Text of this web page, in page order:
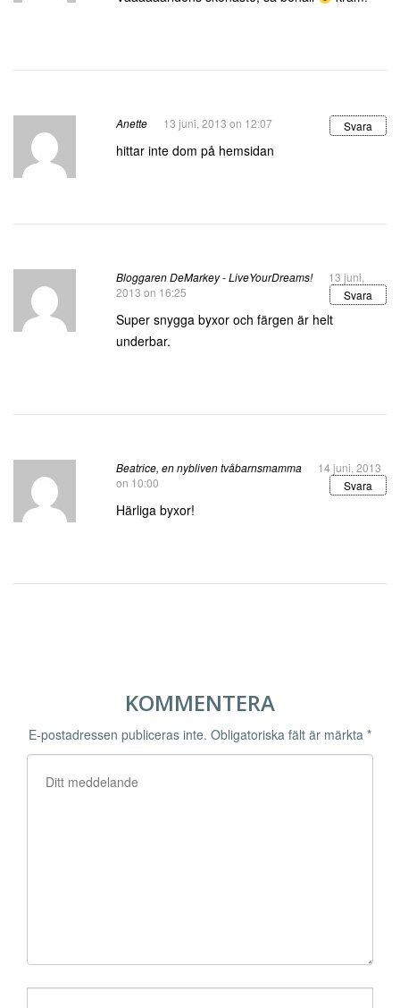
Anette 13 juni, 2013 on 12:07 Svara
hittar inte dom på hemsidan
Bloggaren DeMarkey - LiveYourDreams!
13 juni,
2013 on 16:25
Svara
Super snygga byxor och färgen är helt
underbar.
Beatrice, en nybliven tvåbarnsmamma
14 juni, 2013
on 10:00
Svara
Härliga byxor!
KOMMENTERA
E-postadressen publiceras inte. Obligatoriska fält är märkta *